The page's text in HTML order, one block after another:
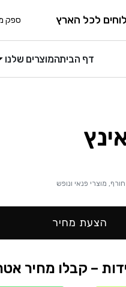
לכל הארץ ספק
דף הביתהמוצרים שלנו
, מוצרי פנאי ונופש
הצעת מחיר